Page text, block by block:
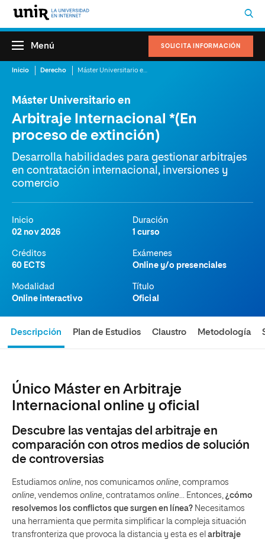
SOLICITA INFORMACIÓN
Menú
Inicio Derecho
Máster Universitario en
Arbitraje Internacional *(En
proceso de extinción)
Desarrolla habilidades para gestionar arbitrajes
en contratación internacional, inversiones y
comercio
Inicio
02 nov 2026
Duración
1 curso
Créditos
60 ECTS
Exámenes
Online y/o presenciales
Modalidad
Online interactivo
Título
Oficial
Descripción Plan de Estudios Claustro Metodología
Único Máster en Arbitraje
Internacional online y oficial
Descubre las ventajas del arbitraje en
comparación con otros medios de solución
de controversias
Estudiamos online, nos comunicamos online, compramos
online, vendemos online, contratamos online... Entonces, ¿cómo
resolvemos los conflictos que surgen en línea? Necesitamos
una herramienta que permita simplificar la compleja situación
transfronteriza que provoca la distancia y esta es el arbitraje